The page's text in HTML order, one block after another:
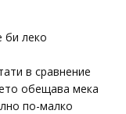
би леко
в сравнение
обещава мека
по-малко